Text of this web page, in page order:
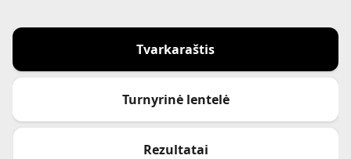
Tvarkaraštis
Turnyrinė lentelė
Rezultatai